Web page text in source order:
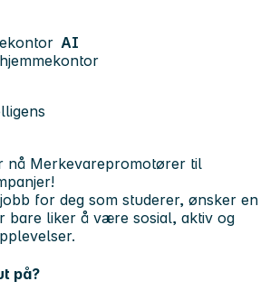
AI
nå Merkevarepromotører til
for deg som studerer, ønsker en
bare liker å være sosial, aktiv og
på?